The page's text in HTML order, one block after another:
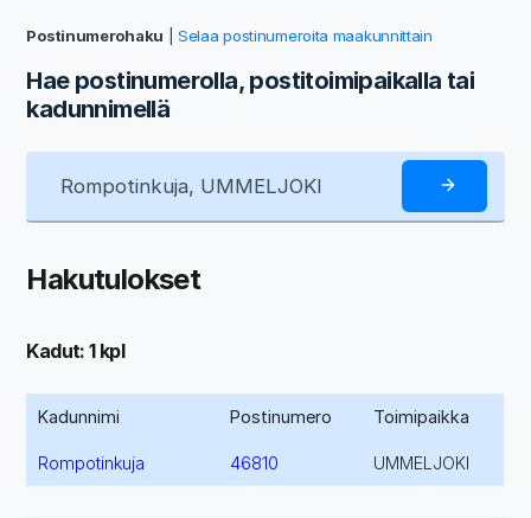
Postinumerohaku |Selaa postinumeroita maakunnittain
Hae postinumerolla, postitoimipaikalla tai
kadunnimellä
Hakutulokset
Kadut: 1 kpl
Kadunnimi Postinumero Toimipaikka
Rompotinkuja 46810 UMMELJOKI